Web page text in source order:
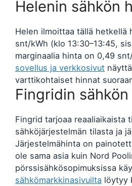
Helenin sähkön
Helen ilmoittaa tällä hetkellä
snt/kWh (klo 13:30–13:45,
marginaalia hinta on 0,49
sovellus ja verkkosivut
varttikohtaiset hinnat
Fingridin
Fingrid tarjoaa reaaliaikaista
sähköjärjestelmän tilasta ja
Järjestelmähinta on
ole sama asia kuin Nord
pörssisähkösopimuksissa
sähkömarkkinasivuilta löytyy